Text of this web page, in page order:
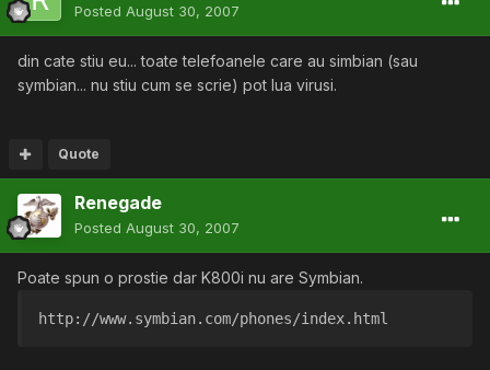
Posted August 30, 2007
din cate stiu eu... toate telefoanele care au simbian (sau
symbian... nu stiu cum se scrie) pot lua virusi.
Quote
Renegade
Posted August 30, 2007
Poate spun o prostie dar K800i nu are Symbian.
http://www.symbian.com/phones/index.html